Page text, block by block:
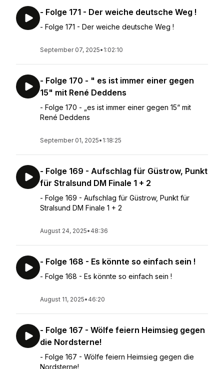
- Folge 171 - Der weiche deutsche Weg !
- Folge 171 - Der weiche deutsche Weg !
September 07, 2025• 1:02:10
- Folge 170 - " es ist immer einer gegen
15" mit René Deddens
- Folge 170 - „es ist immer einer gegen 15“ mit
René Deddens
September 01, 2025• 1:18:25
- Folge 169 - Aufschlag für Güstrow, Punkt
für Stralsund DM Finale 1 + 2
- Folge 169 - Aufschlag für Güstrow, Punkt für
Stralsund DM Finale 1 + 2
August 24, 2025• 48:36
- Folge 168 - Es könnte so einfach sein !
- Folge 168 - Es könnte so einfach sein !
August 11, 2025• 46:20
- Folge 167 - Wölfe feiern Heimsieg gegen
die Nordsterne!
- Folge 167 - Wölfe feiern Heimsieg gegen die
Nordsterne!